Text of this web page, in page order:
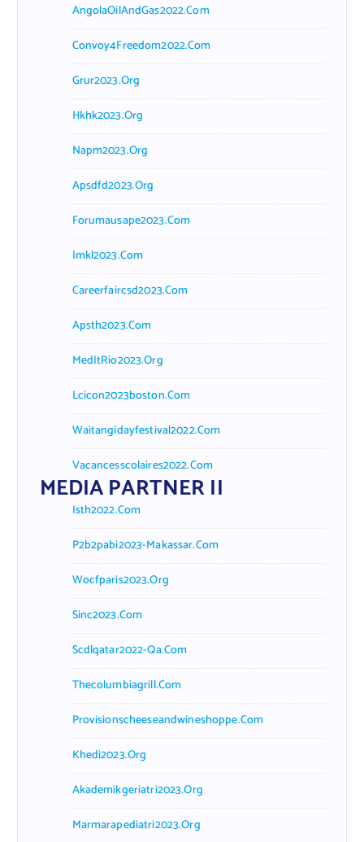
AngolaOilAndGas2022.com
Convoy4Freedom2022.com
Grur2023.org
Hkhk2023.org
Napm2023.org
Apsdfd2023.org
Forumausape2023.com
Imkl2023.com
Careerfaircsd2023.com
Apsth2023.com
MedItRio2023.org
Lcicon2023boston.com
Waitangidayfestival2022.com
Vacancesscolaires2022.com
MEDIA PARTNER II
Isth2022.com
P2b2pabi2023-Makassar.com
Wocfparis2023.org
Sinc2023.com
Scdlqatar2022-Qa.com
Thecolumbiagrill.com
Provisionscheeseandwineshoppe.com
Khedi2023.org
Akademikgeriatri2023.org
Marmarapediatri2023.org